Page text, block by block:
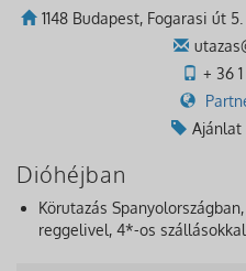
1148 Budapest, Fogarasi út 5.
+ 36
Ajánlat
Dióhéjban
Körutazás
reggelivel, 4*-os